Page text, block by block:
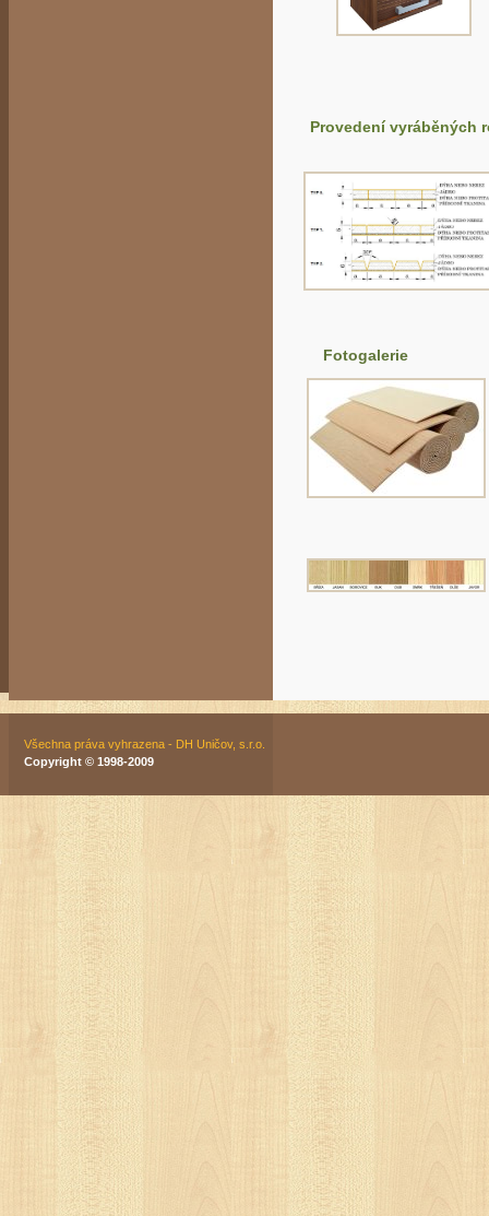
Provedení vyráběných
Fotogalerie
Všechna práva vyhrazena - DH Uničov, s.r.o.
Copyright © 1998-2009